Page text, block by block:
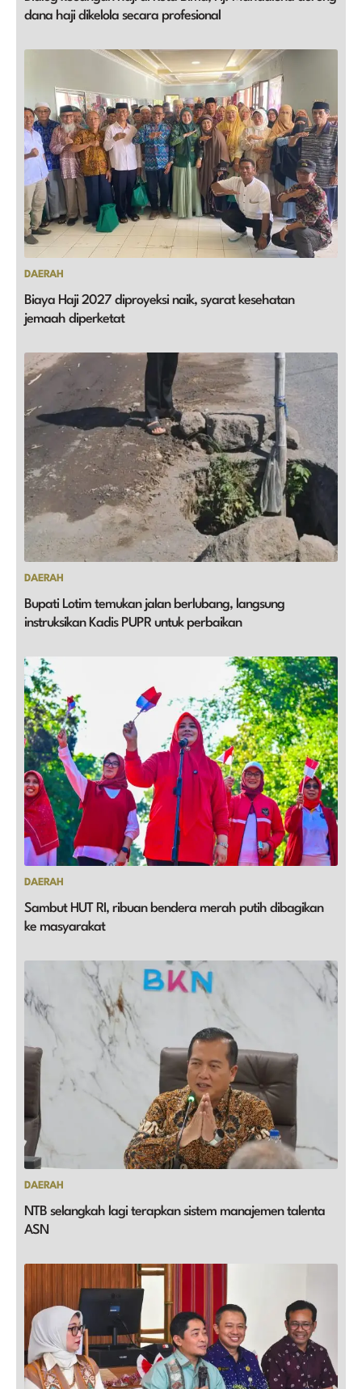
dana haji dikelola secara profesional
DAERAH
Biaya Haji 2027 diproyeksi naik, syarat kesehatan
jemaah diperketat
DAERAH
Bupati Lotim temukan jalan berlubang, langsung
instruksikan Kadis PUPR untuk perbaikan
DAERAH
Sambut HUT RI, ribuan bendera merah putih dibagikan
ke masyarakat
DAERAH
NTB selangkah lagi terapkan sistem manajemen talenta
ASN